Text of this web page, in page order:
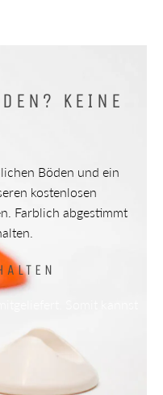
KEINE
Böden und ein
kostenlosen
Farblich abgestimmt
Somit kannst